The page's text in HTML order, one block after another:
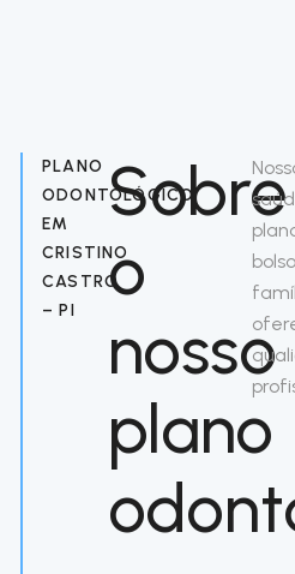
PLANO
ODONTOLÓGICO
EM
CRISTINO
CASTRO
– PI
Sobre
o
nosso
plano